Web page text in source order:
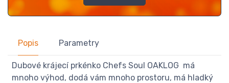
Popis Parametry
Dubové krájecí prkénko Chefs Soul OAKLOG má
mnoho výhod, dodá vám mnoho prostoru, má hladký